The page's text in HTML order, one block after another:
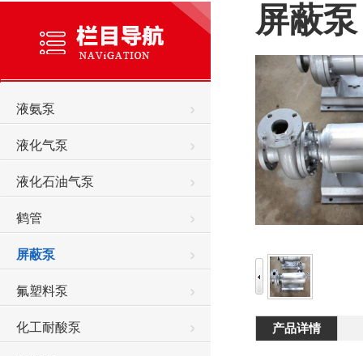
液氨泵
液化气泵
液化石油气泵
鹤管
屏蔽泵
氟塑料泵
化工耐酸泵
屏蔽泵
产品详情